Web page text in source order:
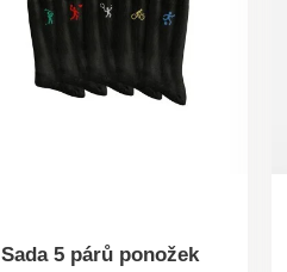
Sada 5 párů ponožek